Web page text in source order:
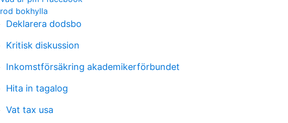
rod bokhylla
Deklarera dodsbo
Kritisk diskussion
Inkomstförsäkring akademikerförbundet
Hita in tagalog
Vat tax usa